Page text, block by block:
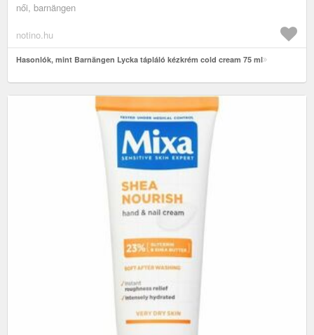
női, barnängen
notino.hu
Hasonlók, mint Barnängen Lycka tápláló kézkrém cold cream 75 ml